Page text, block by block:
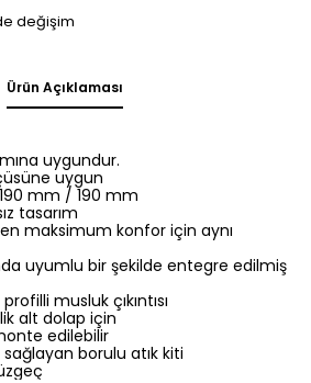
değişim
Ürün Açıklaması
uygundur.
uygun
mm / 190 mm
tasarım
maksimum konfor için aynı
uyumlu bir şekilde entegre edilmiş
musluk çıkıntısı
alt dolap için
edilebilir
borulu atık kiti